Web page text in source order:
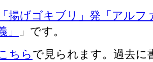
「揚げゴキブリ」発「アル
」
」です。
ちらで見られます。過去に